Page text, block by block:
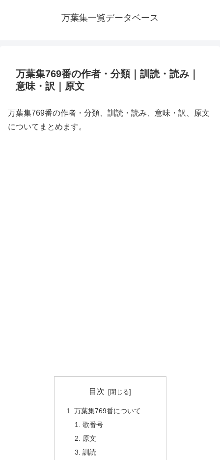
万葉集一覧データベース
万葉集769番の作者・分類｜訓読・読み｜
意味・訳｜原文
万葉集769番の作者・分類、訓読・読み、意味・訳、原文
についてまとめます。
目次
万葉集769番について
歌番号
原文
訓読